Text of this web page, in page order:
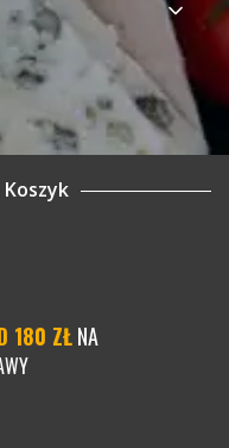
180 ZŁNA